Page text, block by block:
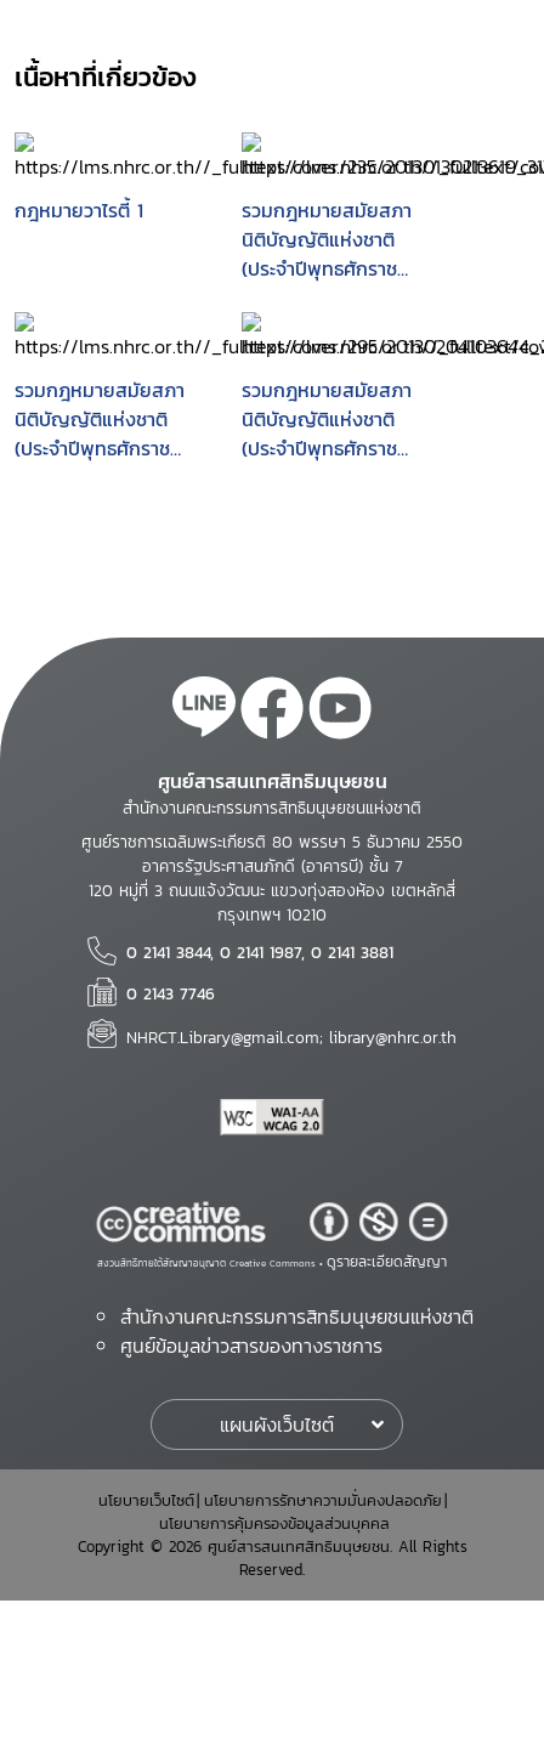
เนื้อหาที่เกี่ยวข้อง
กฎหมายวาไรตี้ 1
รวมกฎหมายสมัยสภา
นิติบัญญัติแห่งชาติ
(ประจำปีพุทธศักราช
รวมกฎหมายสมัยสภา
นิติบัญญัติแห่งชาติ
(ประจำปีพุทธศักราช
รวมกฎหมายสมัยสภา
นิติบัญญัติแห่งชาติ
(ประจำปีพุทธศักราช
ศูนย์สารสนเทศสิทธิมนุษยชน
สำนักงานคณะกรรมการสิทธิมนุษยชนแห่งชาติ
ศูนย์ราชการเฉลิมพระเกียรติ 80 พรรษา 5 ธันวาคม 2550
อาคารรัฐประศาสนภักดี (อาคารบี) ชั้น 7
120 หมู่ที่ 3 ถนนแจ้งวัฒนะ แขวงทุ่งสองห้อง เขตหลักสี่
กรุงเทพฯ 10210
0 2141 3844, 0 2141 1987, 0 2141 3881
0 2143 7746
NHRCT.Library@gmail.com; library@nhrc.or.th
สงวนสิทธิ์ภายใต้สัญญาอนุญาต Creative Commons • ดูรายละเอียดสัญญา
สำนักงานคณะกรรมการสิทธิมนุษยชนแห่งชาติ
ศูนย์ข้อมูลข่าวสารของทางราชการ
แผนผังเว็บไซต์
นโยบายเว็บไซต์ นโยบายการรักษาความมั่นคงปลอดภัย
นโยบายการคุ้มครองข้อมูลส่วนบุคคล
Copyright © 2026 ศูนย์สารสนเทศสิทธิมนุษยชน. All Rights
Reserved.